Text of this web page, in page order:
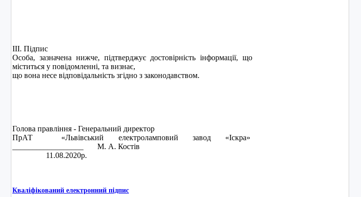
ІІІ. Підпис
Особа, зазначена нижче, підтверджує достовірність інформації, що
міститься у повідомленні, та визнає,
що вона несе відповідальність згідно з законодавством.
Голова правління - Генеральний директор
ПрАТ «Львівський електроламповий завод «Іскра»
__________________ М. А. Костів
11.08.2020р.
Кваліфікований електронний підпис